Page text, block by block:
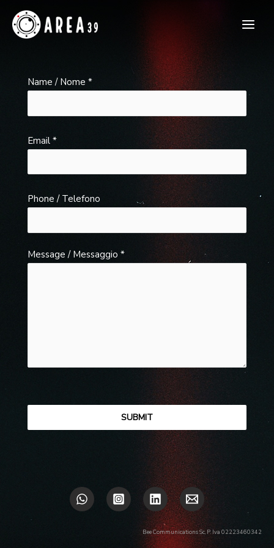
Name / Nome *
Email *
Phone / Telefono
Message / Messaggio *
Bee Communications Sc, P. Iva 02223460342